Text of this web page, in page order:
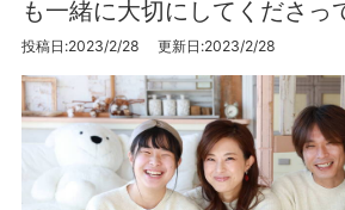
も一緒に大切にしてくださっ
投稿日:2023/2/28 更新日:2023/2/28